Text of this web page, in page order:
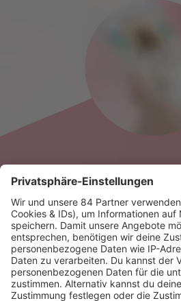
News zu